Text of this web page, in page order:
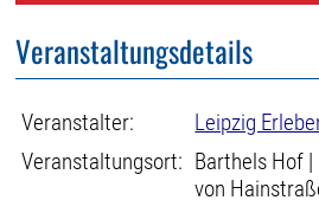
Veranstaltungsdetails
Veranstalter:
Leipzig
Veranstaltungsort: Barthels Hof
von